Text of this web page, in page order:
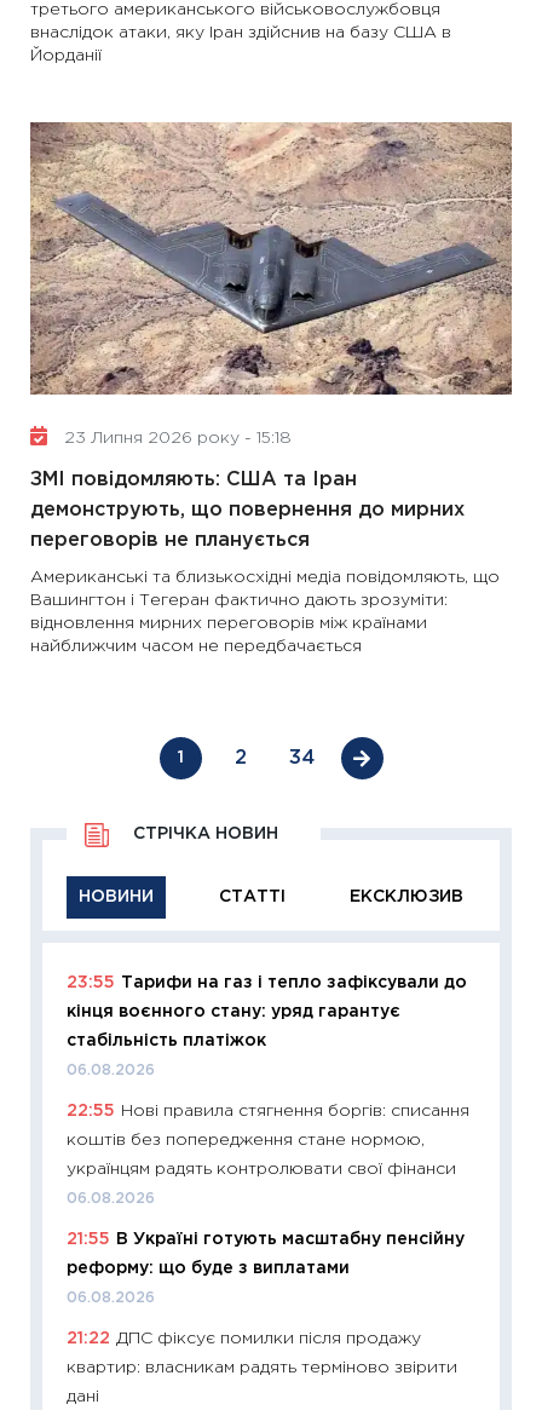
третього американського військовослужбовця
внаслідок атаки, яку Іран здійснив на базу США в
Йорданії
23 Липня 2026 року - 15:18
ЗМІ повідомляють: США та Іран
демонструють, що повернення до мирних
переговорів не планується
Американські та близькосхідні медіа повідомляють, що
Вашингтон і Тегеран фактично дають зрозуміти:
відновлення мирних переговорів між країнами
найближчим часом не передбачається
1 2 34
НОВИНИ СТАТТІ ЕКСКЛЮЗИВ
СТРІЧКА НОВИН
23:55 Тарифи на газ і тепло зафіксували до
кінця воєнного стану: уряд гарантує
стабільність платіжок
06.08.2026
22:55
Нові правила стягнення боргів: списання
коштів без попередження стане нормою,
українцям радять контролювати свої фінанси
06.08.2026
21:55
В Україні готують масштабну пенсійну
реформу: що буде з виплатами
06.08.2026
21:22 ДПС фіксує помилки після продажу
квартир: власникам радять терміново звірити
дані